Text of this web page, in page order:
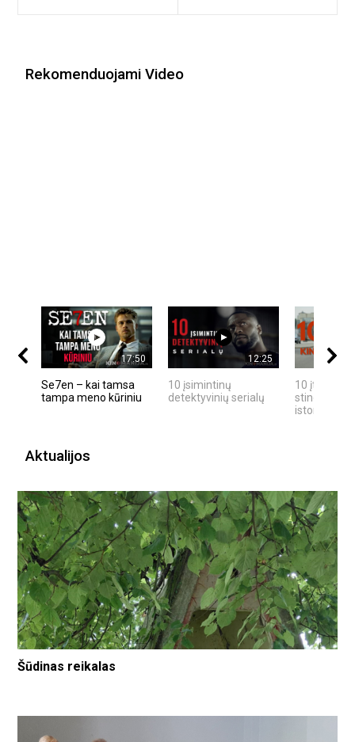
Rekomenduojami Video
17:50
Se7en – kai tamsa
tampa meno kūriniu
12:25
10 įsimintinų
detektyvinių serialų
10 įtemptų,
stingdančių
istorijų
Aktualijos
Šūdinas reikalas